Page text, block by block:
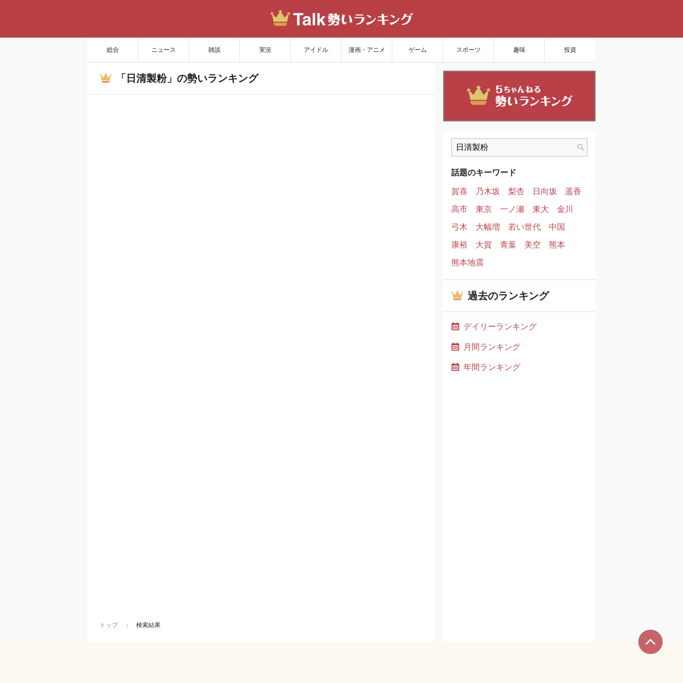
総合 ニュース 雑談 実況 アイドル 漫画・アニメ ゲーム スポーツ 趣味 投資
サイトを更新
「日清製粉」の勢いランキング
話題のキーワード
賀喜
乃木坂 梨杏 日向坂
遥香
高市
東京 一ノ瀬 東大
金川
弓木
大幅増 若い世代
中国
康裕
大賀 青葉 美空
熊本
熊本地震
過去のランキング
デイリーランキング
月間ランキング
年間ランキング
トップ 検索結果